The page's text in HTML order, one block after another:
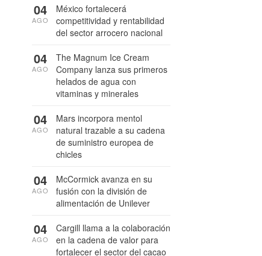
México fortalecerá
competitividad y rentabilidad
del sector arrocero nacional
04
AGO
The Magnum Ice Cream
Company lanza sus primeros
helados de agua con
vitaminas y minerales
04
AGO
Mars incorpora mentol
natural trazable a su cadena
de suministro europea de
chicles
04
AGO
McCormick avanza en su
fusión con la división de
alimentación de Unilever
04
AGO
Cargill llama a la colaboración
en la cadena de valor para
fortalecer el sector del cacao
04
AGO